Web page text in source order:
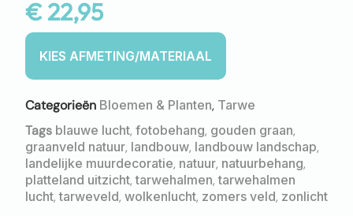
€22,95
Categorieën Bloemen & Planten, Tarwe
Tags blauwe lucht, fotobehang, gouden graan,
graanveld natuur, landbouw, landbouw landschap,
landelijke muurdecoratie, natuur, natuurbehang,
platteland uitzicht,tarwehalmen,tarwehalmen
lucht,tarweveld, wolkenlucht, zomers veld, zonlicht